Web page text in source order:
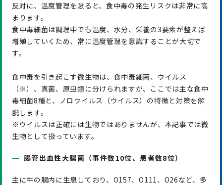
反対に、温度管理を怠ると、食中毒の発生リスクは非常に高
まります。
食中毒細菌は調理中でも温度、水分、栄養の3要素が整えば
増殖していくため、常に温度管理を意識することが大切で
す。
食中毒を引き起こす微生物は、食中毒細菌、ウイルス
（※）、真菌、原虫類に分けられますが、ここでは主な食中
毒細菌8種と、ノロウイルス（ウイルス）の特徴と対策を解
説します。
※ウイルスは正確には生物ではありませんが、本記事では微
生物として扱っています。
腸管出血性大腸菌（事件数10位、患者数8位）
主に牛の腸内に生息しており、O157、O111、O26など、多